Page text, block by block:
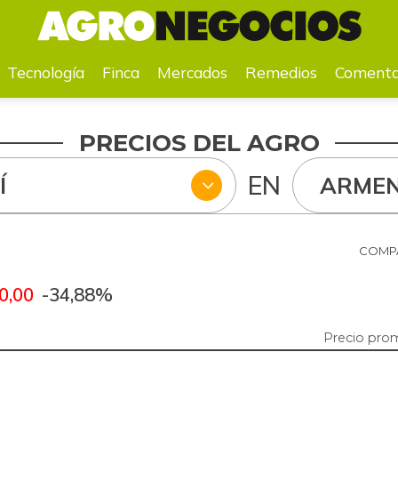
Mercados Remedios Comentarios Agenda
Tecnología Finca Mercados Remedios
PRECIOS DEL AGRO
EN
-34,88%
Precio